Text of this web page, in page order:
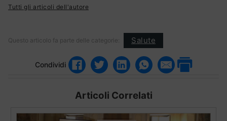
Tutti gli articoli dell'autore
Questo articolo fa parte delle categorie: Salute
Condividi
Articoli Correlati